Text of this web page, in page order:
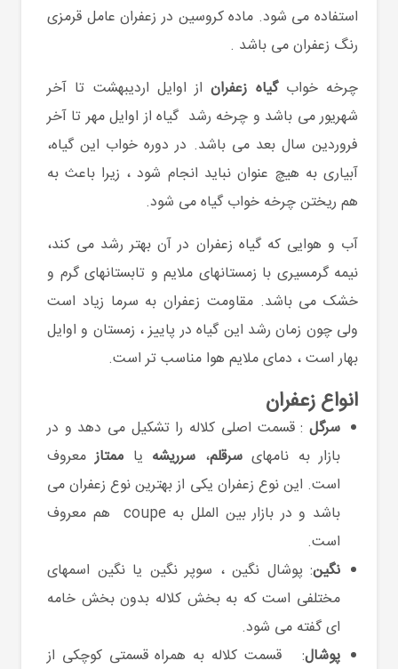
استفاده می شود. ماده کروسین در زعفران عامل قرمزی
رنگ زعفران می باشد .
چرخه خوابگیاه زعفراناز اوایل اردیبهشت تا آخر
شهریور می باشد و چرخه رشد گیاه از اوایل مهر تا آخر
فروردین سال بعد می باشد. در دوره خواب این گیاه،
آبیاری به هیچ عنوان نباید انجام شود ، زیرا باعث به
هم ریختن چرخه خواب گیاه می شود.
آب و هوایی که گیاه زعفران در آن بهتر رشد می کند،
نیمه گرمسیری با زمستانهای ملایم و تابستانهای گرم و
خشک می باشد. مقاومت زعفران به سرما زیاد است
ولی چون زمان رشد این گیاه در پاییز ، زمستان و اوایل
بهار است ، دمای ملایم هوا مناسب تر است.
انواع زعفران
سرگل : قسمت اصلی کلاله را تشکیل می دهد و در
بازار به نامهایسرقلم، سرریشه یا ممتاز معروف
است. این نوع زعفران یکی از بهترین نوع زعفران می
باشد و در بازار بین الملل به coupe هم معروف
است.
نگین: پوشال نگین ، سوپر نگین یا نگین اسمهای
مختلفی است که به بخش کلاله بدون بخش خامه
ای گفته می شود.
پوشال: قسمت کلاله به همراه قسمتی کوچکی از